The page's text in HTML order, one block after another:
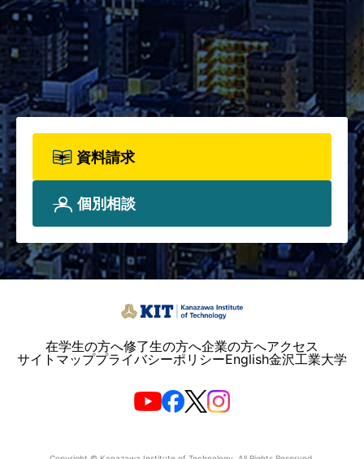
2026年度パンフレット配布開
始！カリキュラム全体、各科目
詳細、院生プロフィールについ
て、詳しく知りたい方は資料請
求フォームからお申込みくださ
い。
資料請求
個別相談
在学生の方へ修了生の方へ企業の方へアクセス
サイトマッププライバシーポリシーEnglish金沢工業大学